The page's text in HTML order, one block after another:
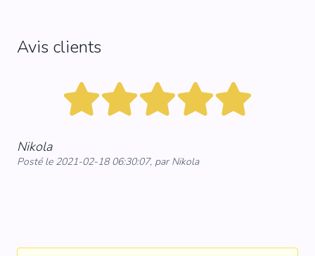
Avis clients
Nikola
Posté le 2021-02-18 06:30:07, par Nikola